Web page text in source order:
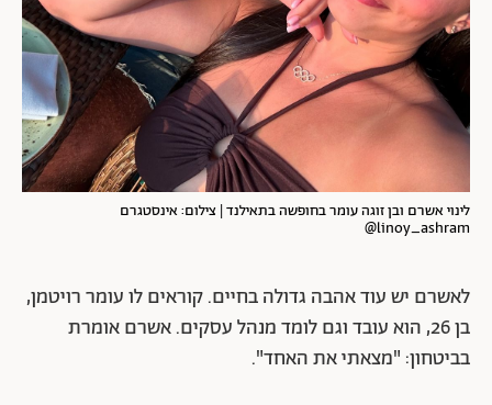
לינוי אשרם ובן זוגה עומר בחופשה בתאילנד | צילום: אינסטגרם
linoy_ashram@
לאשרם יש עוד אהבה גדולה בחיים. קוראים לו עומר רויטמן,
בן 26, הוא עובד וגם לומד מנהל עסקים. אשרם אומרת
בביטחון: "מצאתי את האחד".